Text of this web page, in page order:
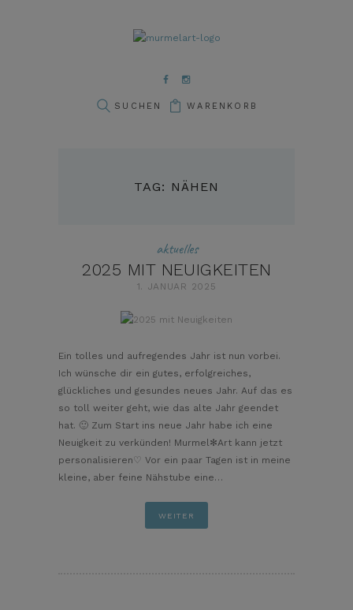
WARENKORB
TAG: NÄHEN
aktuelles
2025 MIT NEUIGKEITEN
1. JANUAR 2025
pin it
Ein tolles und aufregendes Jahr ist nun vorbei.
Ich wünsche dir ein gutes, erfolgreiches,
glückliches und gesundes neues Jahr. Auf das es
so toll weiter geht, wie das alte Jahr geendet
hat. 🙂 Zum Start ins neue Jahr habe ich eine
Neuigkeit zu verkünden! Murmel✻Art kann jetzt
personalisieren♡ Vor ein paar Tagen ist in meine
kleine, aber feine Nähstube eine…
WEITER